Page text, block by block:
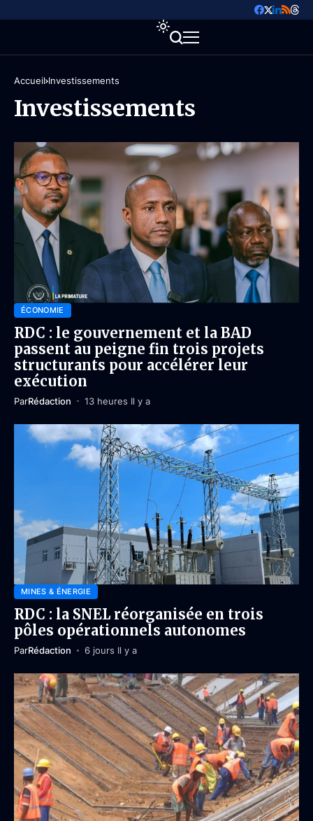
Accueil Investissements
Investissements
ÉCONOMIE
RDC : le gouvernement et la BAD
passent au peigne fin trois projets
structurants pour accélérer leur
exécution
ParRédaction 13 heures Il y a
MINES & ÉNERGIE
RDC : la SNEL réorganisée en trois
pôles opérationnels autonomes
ParRédaction 6 jours Il y a